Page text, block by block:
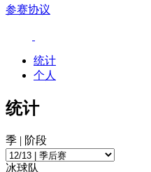
参赛协议
统计
个人
统计
季 | 阶段
冰球队